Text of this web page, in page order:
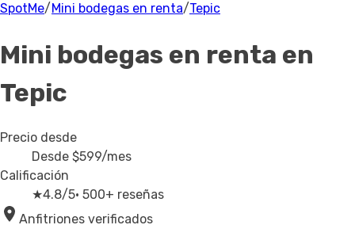
SpotMe/ Mini bodegas en renta/Tepic
Mini bodegas en renta en
Tepic
Precio desde
Desde $599/mes
Calificación
★4.8/5· 500+ reseñas
Anfitriones verificados